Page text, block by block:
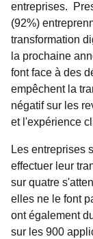
entreprises.
(92%)
transformation
la prochaine
font face à des
empêchent la
négatif sur les
et l'expérience
Les entreprises
effectuer leur
sur quatre
elles ne le font
ont également
sur les 900